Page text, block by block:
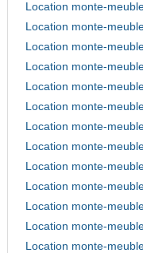
Location monte-
Location monte-
Location monte-
Location monte-
Location monte-
Location monte-
Location monte-
Location monte-
Location monte-
Location monte-
Location monte-
Location monte-
Location monte-